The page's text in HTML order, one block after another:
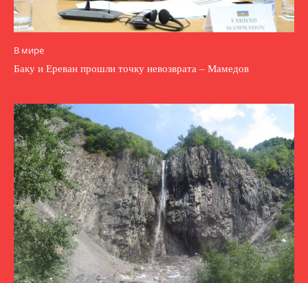
В мире
Баку и Ереван прошли точку невозврата – Мамедов